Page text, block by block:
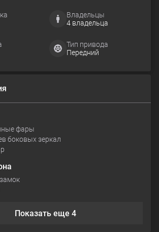
Владельцы
4 владельца
Тип привода
Передний
фары
боковых зеркал
Показать еще 4